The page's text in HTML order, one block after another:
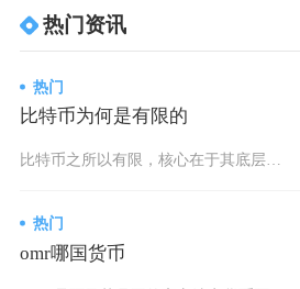
热门资讯
热门
比特币为何是有限的
比特币之所以有限，核心在于其底层代码通过数学规则硬编码了2100万枚的总量上限，结合每4年
热门
omr哪国货币